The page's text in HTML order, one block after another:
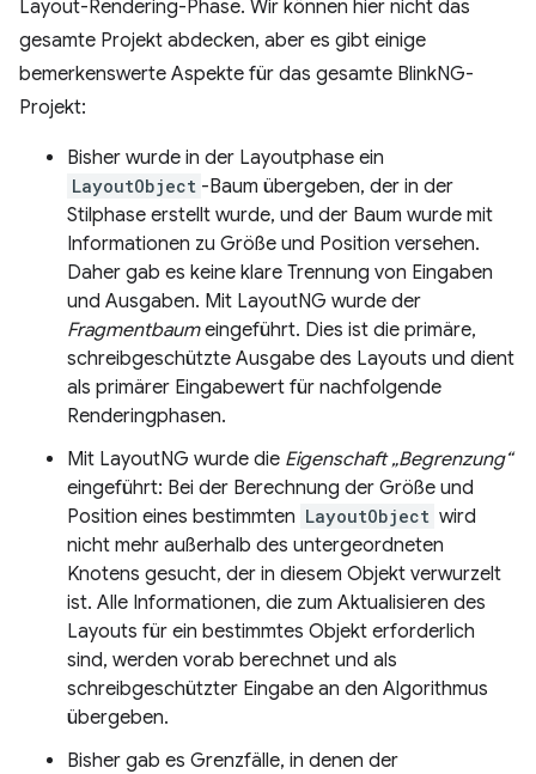
Layout-Rendering-Phase. Wir können hier nicht das
gesamte Projekt abdecken, aber es gibt einige
bemerkenswerte Aspekte für das gesamte BlinkNG-
Projekt:
Bisher wurde in der Layoutphase ein
LayoutObject -Baum übergeben, der in der
Stilphase erstellt wurde, und der Baum wurde mit
Informationen zu Größe und Position versehen.
Daher gab es keine klare Trennung von Eingaben
und Ausgaben. Mit LayoutNG wurde der
Fragmentbaumeingeführt. Dies ist die primäre,
schreibgeschützte Ausgabe des Layouts und dient
als primärer Eingabewert für nachfolgende
Renderingphasen.
Mit LayoutNG wurde die Eigenschaft „Begrenzung“
eingeführt: Bei der Berechnung der Größe und
Position eines bestimmten LayoutObject wird
nicht mehr außerhalb des untergeordneten
Knotens gesucht, der in diesem Objekt verwurzelt
ist. Alle Informationen, die zum Aktualisieren des
Layouts für ein bestimmtes Objekt erforderlich
sind, werden vorab berechnet und als
schreibgeschützter Eingabe an den Algorithmus
übergeben.
Bisher gab es Grenzfälle, in denen der